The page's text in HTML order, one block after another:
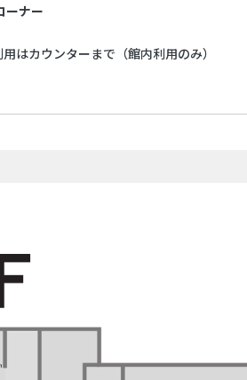
ーナー
カウンターまで（館内利用のみ）